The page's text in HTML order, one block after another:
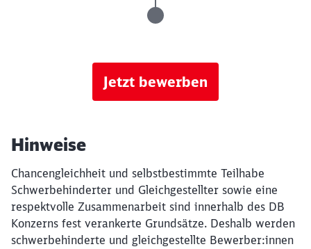
Jetzt bewerben
Hinweise
Chancengleichheit und selbstbestimmte Teilhabe
Schwerbehinderter und Gleichgestellter sowie eine
respektvolle Zusammenarbeit sind innerhalb des DB
Konzerns fest verankerte Grundsätze. Deshalb werden
schwerbehinderte und gleichgestellte Bewerber:innen